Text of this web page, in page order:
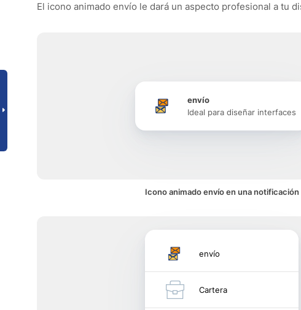
El icono animado envío le dará un aspecto profesional a tu
envío
Ideal para diseñar interfaces
Icono animado envío en una notificación
envío
Cartera